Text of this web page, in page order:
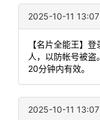
2025-10-11
【名片全能王】
人，以防帐号被
20分钟内有效。
2025-10-11